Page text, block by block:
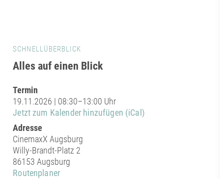
SCHNELLÜBERBLICK
Alles auf einen Blick
Termin
19.11.2026 | 08:30–13:00 Uhr
Jetzt zum Kalender hinzufügen (iCal)
Adresse
CinemaxX Augsburg
Willy-Brandt-Platz 2
86153 Augsburg
Routenplaner